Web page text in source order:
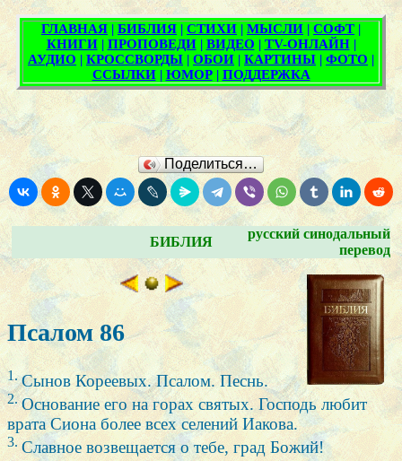
Поделиться…
БИБЛИЯ
русский синодальный
перевод
Псалом 86
1.Сынов Кореевых. Псалом. Песнь.
2.Основание его на горах святых. Господь любит
врата Сиона более всех селений Иакова.
3.Славное возвещается о тебе, град Божий!